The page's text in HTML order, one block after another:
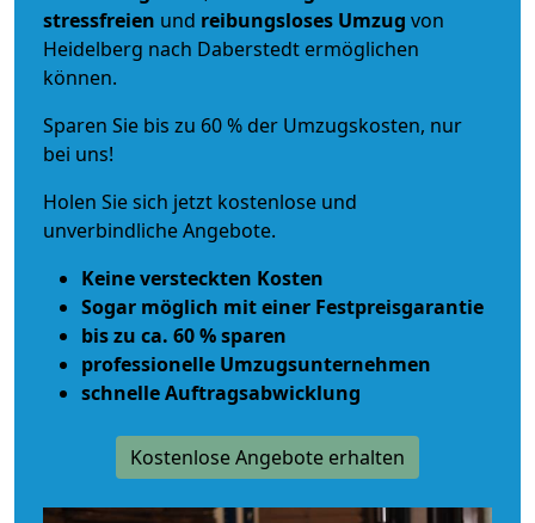
stressfreien und reibungsloses Umzug von
Heidelberg nach Daberstedt ermöglichen
können.
Sparen Sie bis zu 60 % der Umzugskosten, nur
bei uns!
Holen Sie sich jetzt kostenlose und
unverbindliche Angebote.
Keine versteckten Kosten
Sogar möglich mit einer Festpreisgarantie
bis zu ca. 60 % sparen
professionelle Umzugsunternehmen
schnelle Auftragsabwicklung
Kostenlose Angebote erhalten